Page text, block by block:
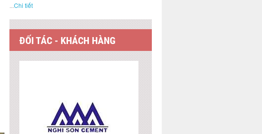
...Chi tiết
ĐỐI TÁC - KHÁCH HÀNG